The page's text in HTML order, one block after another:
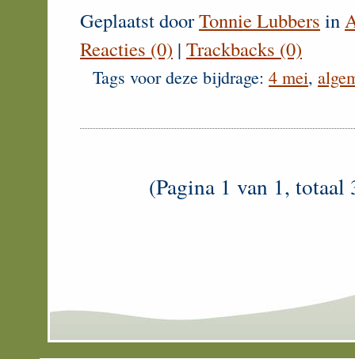
Geplaatst doorTonnie Lubbers in
Reacties (0) | Trackbacks (0)
Tags voor deze bijdrage: 4 mei,
(Pagina 1 van 1,